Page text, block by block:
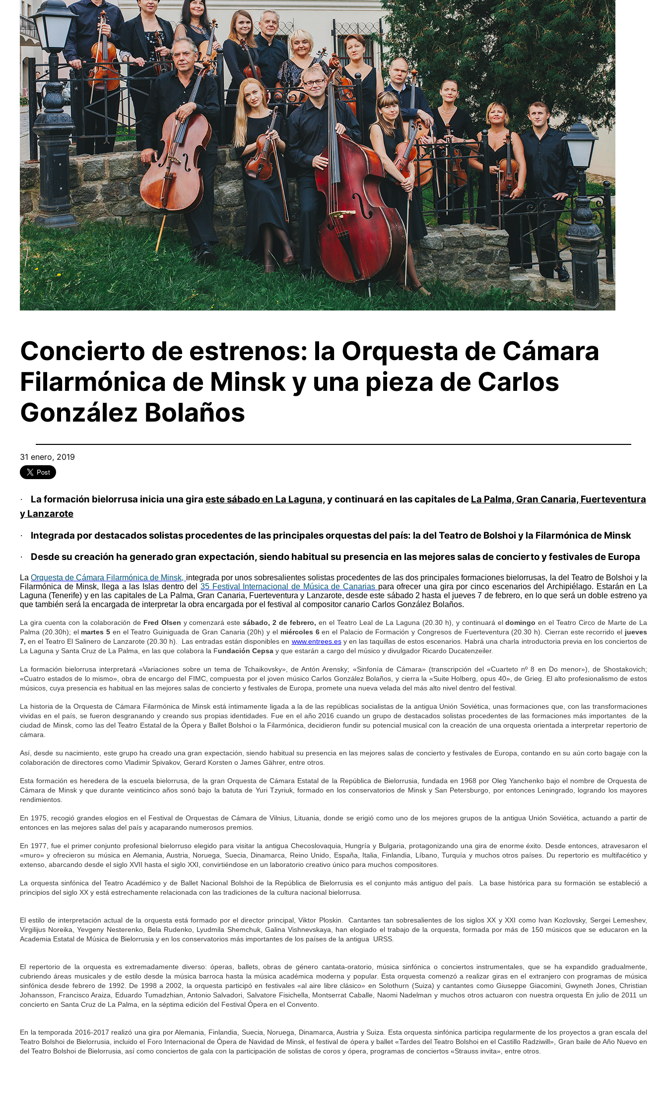
Concierto de estrenos: la Orquesta de Cámara
Filarmónica de Minsk y una pieza de Carlos
González Bolaños
31 enero, 2019
· La formación bielorrusa inicia una gira este sábado en La Laguna,y continuará en las capitales de La Palma, Gran Canaria, Fuerteventura
y Lanzarote
· Integrada por destacados solistas procedentes de las principales orquestas del país: la del Teatro de Bolshoi y la Filarmónica de Minsk
· Desde su creación ha generado gran expectación, siendo habitual su presencia en las mejores salas de concierto y festivales de Europa
LaOrquesta de Cámara Filarmónica de Minsk, integrada por unos sobresalientes solistas procedentes de las dos principales formaciones bielorrusas, la del Teatro de Bolshoi y la
Filarmónica de Minsk, llega a las Islas dentro del 35 Festival Internacional de Música de Canarias para ofrecer una gira por cinco escenarios del Archipiélago. Estarán en La
Laguna (Tenerife) y en las capitales de La Palma, Gran Canaria, Fuerteventura y Lanzarote, desde este sábado 2 hasta el jueves 7 de febrero, en lo que será un doble estreno ya
que también será la encargada de interpretar la obra encargada por el festival al compositor canario Carlos González Bolaños.
La gira cuenta con la colaboración deFred Olsen y comenzará estesábado, 2 de febrero,en el Teatro Leal de La Laguna (20.30 h), y continuará eldomingo en el Teatro Circo de Marte de La
Palma (20.30h); el martes 5 en el Teatro Guiniguada de Gran Canaria (20h) y el miércoles 6en el Palacio de Formación y Congresos de Fuerteventura (20.30 h). Cierran este recorrido el jueves
7,en el Teatro El Salinero de Lanzarote (20.30 h). Las entradas están disponibles en www.entrees.esy en las taquillas de estos escenarios. Habrá una charla introductoria previa en los conciertos de
La Laguna y Santa Cruz de La Palma, en las que colabora la Fundación Cepsa y que estarán a cargo del músico y divulgador Ricardo Ducatenzeiler.
La formación bielorrusa interpretará «Variaciones sobre un tema de Tchaikovsky», de Antón Arensky; «Sinfonía de Cámara» (transcripción del «Cuarteto nº 8 en Do menor»), de Shostakovich;
«Cuatro estados de lo mismo», obra de encargo del FIMC, compuesta por el joven músico Carlos González Bolaños, y cierra la «Suite Holberg, opus 40», de Grieg. El alto profesionalismo de estos
músicos, cuya presencia es habitual en las mejores salas de concierto y festivales de Europa, promete una nueva velada del más alto nivel dentro del festival.
La historia de la Orquesta de Cámara Filarmónica de Minsk está íntimamente ligada a la de las repúblicas socialistas de la antigua Unión Soviética, unas formaciones que, con las transformaciones
vividas en el país, se fueron desgranando y creando sus propias identidades. Fue en el año 2016 cuando un grupo de destacados solistas procedentes de las formaciones más importantes de la
ciudad de Minsk, como las del Teatro Estatal de la Ópera y Ballet Bolshoi o la Filarmónica, decidieron fundir su potencial musical con la creación de una orquesta orientada a interpretar repertorio de
cámara.
Así, desde su nacimiento, este grupo ha creado una gran expectación, siendo habitual su presencia en las mejores salas de concierto y festivales de Europa, contando en su aún corto bagaje con la
colaboración de directores como Vladimir Spivakov, Gerard Korsten o James Gährer, entre otros.
Esta formación es heredera de la escuela bielorrusa, de la gran Orquesta de Cámara Estatal de la República de Bielorrusia, fundada en 1968 por Oleg Yanchenko bajo el nombre de Orquesta de
Cámara de Minsk y que durante veinticinco años sonó bajo la batuta de Yuri Tzyriuk, formado en los conservatorios de Minsk y San Petersburgo, por entonces Leningrado, logrando los mayores
rendimientos.
En 1975, recogió grandes elogios en el Festival de Orquestas de Cámara de Vilnius, Lituania, donde se erigió como uno de los mejores grupos de la antigua Unión Soviética, actuando a partir de
entonces en las mejores salas del país y acaparando numerosos premios.
En 1977, fue el primer conjunto profesional bielorruso elegido para visitar la antigua Checoslovaquia, Hungría y Bulgaria, protagonizando una gira de enorme éxito. Desde entonces, atravesaron el
«muro» y ofrecieron su música en Alemania, Austria, Noruega, Suecia, Dinamarca, Reino Unido, España, Italia, Finlandia, Líbano, Turquía y muchos otros países. Du repertorio es multifacético y
extenso, abarcando desde el siglo XVII hasta el siglo XXI, convirtiéndose en un laboratorio creativo único para muchos compositores.
La orquesta sinfónica del Teatro Académico y de Ballet Nacional Bolshoi de la República de Bielorrusia es el conjunto más antiguo del país. La base histórica para su formación se estableció a
principios del siglo XX y está estrechamente relacionada con las tradiciones de la cultura nacional bielorrusa.
El estilo de interpretación actual de la orquesta está formado por el director principal, Viktor Ploskin. Cantantes tan sobresalientes de los siglos XX y XXI como Ivan Kozlovsky, Sergei Lemeshev,
Virgilijus Noreika, Yevgeny Nesterenko, Bela Rudenko, Lyudmila Shemchuk, Galina Vishnevskaya, han elogiado el trabajo de la orquesta, formada por más de 150 músicos que se educaron en la
Academia Estatal de Música de Bielorrusia y en los conservatorios más importantes de los países de la antigua URSS.
El repertorio de la orquesta es extremadamente diverso: óperas, ballets, obras de género cantata-oratorio, música sinfónica o conciertos instrumentales, que se ha expandido gradualmente,
cubriendo áreas musicales y de estilo desde la música barroca hasta la música académica moderna y popular. Esta orquesta comenzó a realizar giras en el extranjero con programas de música
sinfónica desde febrero de 1992. De 1998 a 2002, la orquesta participó en festivales «al aire libre clásico» en Solothurn (Suiza) y cantantes como Giuseppe Giacomini, Gwyneth Jones, Christian
Johansson, Francisco Araiza, Eduardo Tumadzhian, Antonio Salvadori, Salvatore Fisichella, Montserrat Caballe, Naomi Nadelman y muchos otros actuaron con nuestra orquesta En julio de 2011 un
concierto en Santa Cruz de La Palma, en la séptima edición del Festival Ópera en el Convento.
En la temporada 2016-2017 realizó una gira por Alemania, Finlandia, Suecia, Noruega, Dinamarca, Austria y Suiza. Esta orquesta sinfónica participa regularmente de los proyectos a gran escala del
Teatro Bolshoi de Bielorrusia, incluido el Foro Internacional de Ópera de Navidad de Minsk, el festival de ópera y ballet «Tardes del Teatro Bolshoi en el Castillo Radziwill», Gran baile de Año Nuevo en
del Teatro Bolshoi de Bielorrusia, así como conciertos de gala con la participación de solistas de coros y ópera, programas de conciertos «Strauss invita», entre otros.